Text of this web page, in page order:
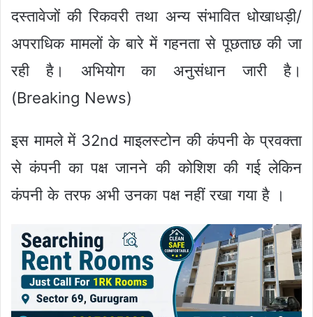
दस्तावेजों की रिकवरी तथा अन्य संभावित धोखाधड़ी/
अपराधिक मामलों के बारे में गहनता से पूछताछ की जा
रही है। अभियोग का अनुसंधान जारी है।
(Breaking News)
इस मामले में 32nd माइलस्टोन की कंपनी के प्रवक्ता
से कंपनी का पक्ष जानने की कोशिश की गई लेकिन
कंपनी के तरफ अभी उनका पक्ष नहीं रखा गया है ।